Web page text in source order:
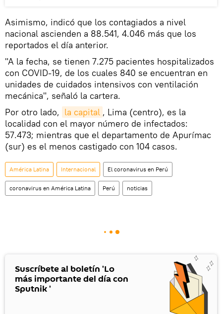
Asimismo, indicó que los contagiados a nivel
nacional ascienden a 88.541, 4.046 más que los
reportados el día anterior.
"A la fecha, se tienen 7.275 pacientes hospitalizados
con COVID-19, de los cuales 840 se encuentran en
unidades de cuidados intensivos con ventilación
mecánica", señaló la cartera.
Por otro lado, la capital , Lima (centro), es la
localidad con el mayor número de infectados:
57.473; mientras que el departamento de Apurímac
(sur) es el menos castigado con 104 casos.
América Latina Internacional El coronavirus en Perú
coronavirus en América Latina Perú noticias
Suscríbete al boletín 'Lo
más importante del día con
Sputnik '